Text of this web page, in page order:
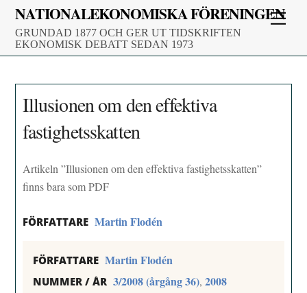
Skip
content
NATIONALEKONOMISKA FÖRENINGEN
GRUNDAD 1877 OCH GER UT TIDSKRIFTEN
EKONOMISK DEBATT SEDAN 1973
Illusionen om den effektiva
fastighetsskatten
Artikeln ”Illusionen om den effektiva fastighetsskatten”
finns bara som PDF
FÖRFATTARE Martin Flodén
FÖRFATTARE Martin Flodén
NUMMER / ÅR 3/2008 (årgång 36),2008